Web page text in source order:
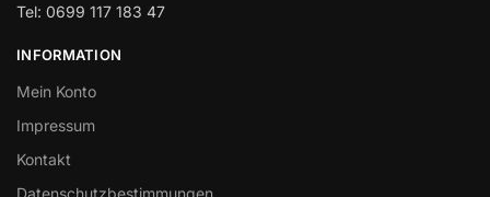
Tel: 0699 117 183 47
INFORMATION
Mein Konto
Impressum
Kontakt
Datenschutzbestimmungen